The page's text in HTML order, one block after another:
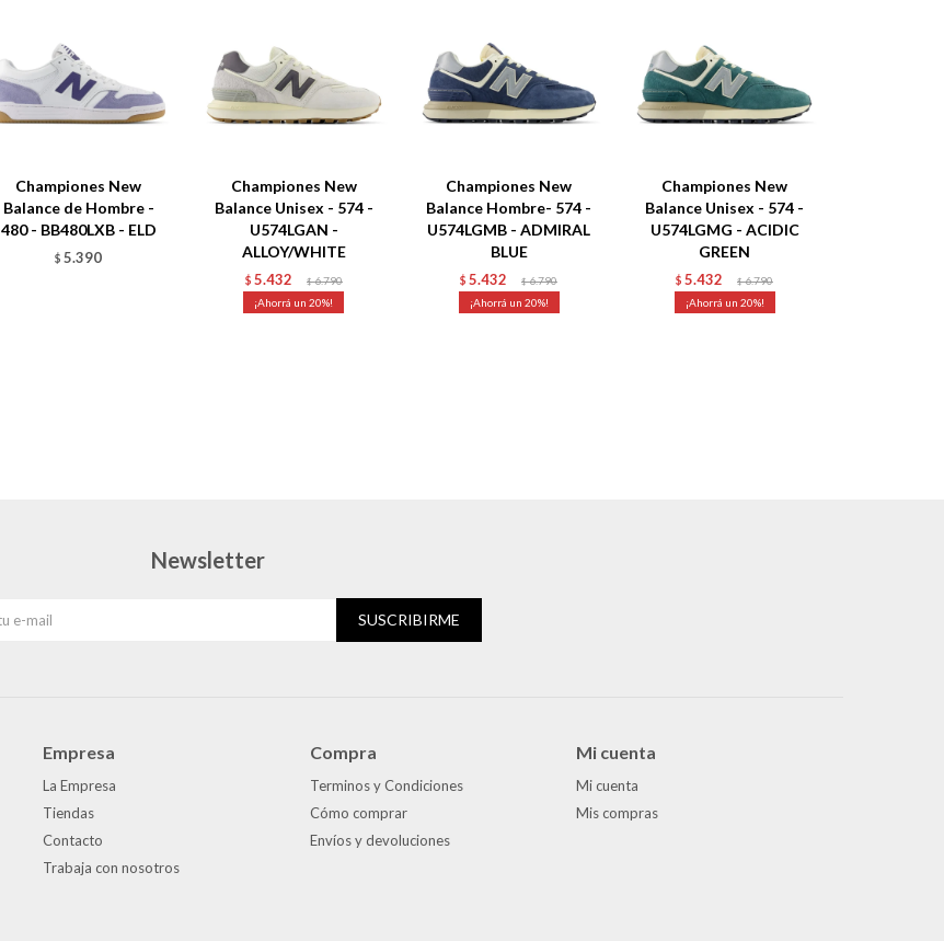
Championes New
Balance de Hombre -
480 - BB480LXB - ELD
$ 5.390
Championes New
Balance Unisex - 574 -
U574LGAN -
ALLOY/WHITE
$ 5.432 $ 6.790
20
Championes New
Balance Hombre- 574 -
U574LGMB - ADMIRAL
BLUE
$ 5.432 $ 6.790
20
Championes New
Balance Unisex - 574 -
U574LGMG - ACIDIC
GREEN
$ 5.432 $ 6.790
20
Empresa
La Empresa
Tiendas
Contacto
Trabaja con nosotros
Compra
Terminos y Condiciones
Cómo comprar
Envíos y devoluciones
Mi cuenta
Mi cuenta
Mis compras
Newsletter
SUSCRIBIRME